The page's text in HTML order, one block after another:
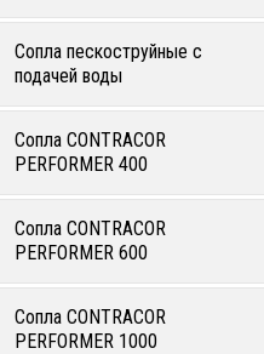
Сопла пескоструйные с
подачей воды
Сопла CONTRACOR
PERFORMER 400
Сопла CONTRACOR
PERFORMER 600
Сопла CONTRACOR
PERFORMER 1000